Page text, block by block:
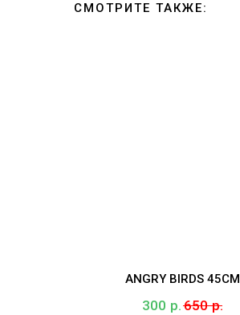
СМОТРИТЕ ТАКЖЕ:
ANGRY BIRDS 45СМ
300 р.650 р.